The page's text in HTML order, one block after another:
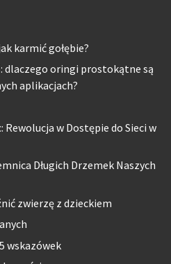
karmić gołębie?
dlaczego oringi prostokątne są
aplikacjach?
w Dostępie do Sieci w
Długich Drzemek Naszych
zwierzę z dzieckiem
wskazówek